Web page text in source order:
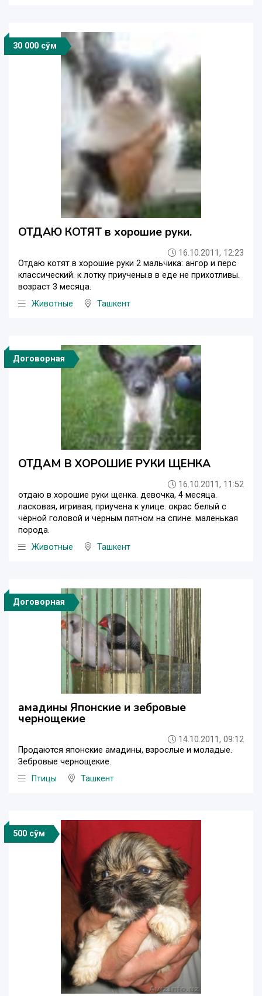
30 000 сўм
ОТДАЮ КОТЯТ в хорошие руки.
16.10.2011, 12:23
Отдаю котят в хорошие руки 2 мальчика: ангор и перс
классический. к лотку приучены.в в еде не прихотливы.
возраст 3 месяца.
Животные
Ташкент
Договорная
ОТДАМ В ХОРОШИЕ РУКИ ЩЕНКА
16.10.2011, 11:52
отдаю в хорошие руки щенка. девочка, 4 месяца.
ласковая, игривая, приучена к улице. окрас белый с
чёрной головой и чёрным пятном на спине. маленькая
порода.
Животные
Ташкент
Договорная
амадины Японские и зебровые
чернощекие
14.10.2011, 09:12
Продаются японские амадины, взрослые и моладые.
Зебровые чернощекие.
Птицы
Ташкент
500 сўм